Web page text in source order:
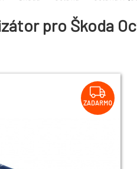
pro Škoda
ZADARMO